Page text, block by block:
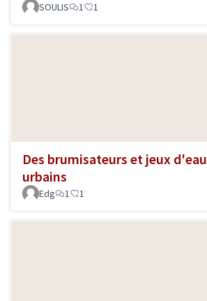
SOULIS 1 1
Des brumisateurs et jeux d'eau
urbains
Edg 1 1